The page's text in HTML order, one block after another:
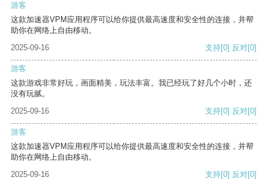
游客
这款加速器VPM应用程序可以给你提供最高速度和安全性的连接，并帮
助你在网络上自由移动。
2025-09-16
支持[0] 反对[0]
游客
这款游戏非常好玩，画面精美，玩法丰富。我已经玩了好几个小时，还
没有玩腻。
2025-09-16
支持[0] 反对[0]
游客
这款加速器VPM应用程序可以给你提供最高速度和安全性的连接，并帮
助你在网络上自由移动。
2025-09-16
支持[0] 反对[0]